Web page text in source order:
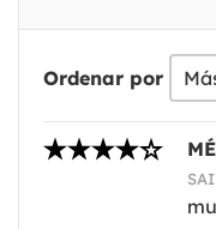
Ordenar por